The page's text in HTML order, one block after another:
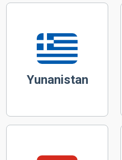
Yunanistan